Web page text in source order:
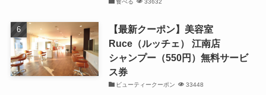
【最新クーポン】美容室
Ruce（ルッチェ） 江南店
シャンプー（550円）無料サービ
ス券
ビューティークーポン 33448